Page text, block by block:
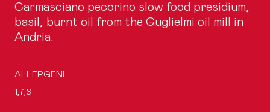
Carmasciano pecorino slow food presidium,
basil, burnt oil from the Guglielmi oil mill in
Andria.
ALLERGENI
1,7,8